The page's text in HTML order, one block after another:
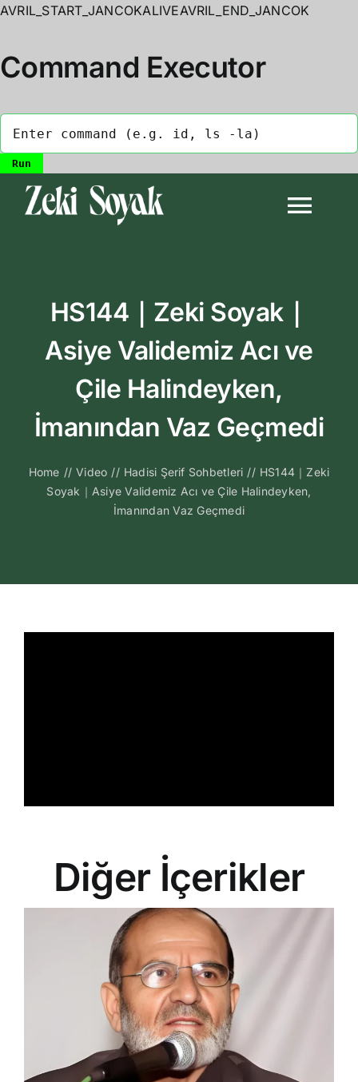
AVRIL_START_JANCOKALIVEAVRIL_END_JANCOK
Command Executor
Biyografi
Kitapları
Video
Sesli
HS144｜Zeki Soyak｜
Asiye Validemiz Acı ve
Çile Halindeyken,
İmanından Vaz Geçmedi
Home // Video // Hadisi Şerif Sohbetleri // HS144｜Zeki
Soyak｜Asiye Validemiz Acı ve Çile Halindeyken,
İmanından Vaz Geçmedi
Diğer İçerikler